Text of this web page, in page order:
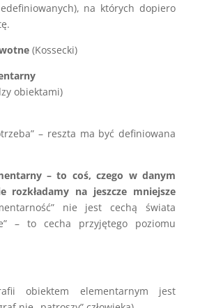
na których dopiero
(Kossecki)
obiektami)
– reszta ma być definiowana
– to coś, czego w danym
rozkładamy na jeszcze mniejsze
nie jest cechą świata
– to cecha przyjętego poziomu
obiektem elementarnym jest